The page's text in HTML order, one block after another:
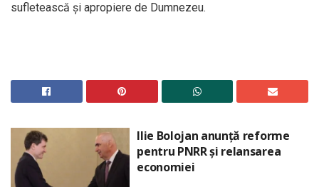
sufletească și apropiere de Dumnezeu.
Ilie Bolojan anunță reforme
pentru PNRR și relansarea
economiei